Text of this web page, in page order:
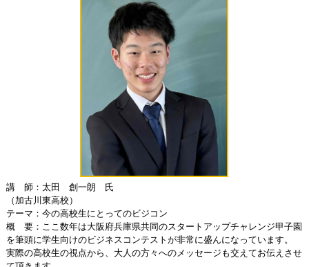
講 師：太田 創一朗 氏
（加古川東高校）
テーマ：今の高校生にとってのビジコン
概 要：ここ数年は大阪府兵庫県共同のスタートアップチャレンジ甲子園
を筆頭に学生向けのビジネスコンテストが非常に盛んになっています。
実際の高校生の視点から、大人の方々へのメッセージも交えてお伝えさせ